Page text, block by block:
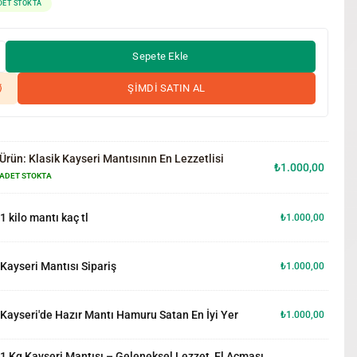
STOKTA
Sepete Ekle
ŞİMDİ SATIN AL
Klasik Kayseri Mantısının En Lezzetlisi
STOKTA
₺1.000,00
1 kilo mantı kaç tl ₺1.000,00
Kayseri Mantısı Sipariş ₺1.000,00
Kayseri'de Hazır Mantı Hamuru Satan En İyi Yer ₺1.000,00